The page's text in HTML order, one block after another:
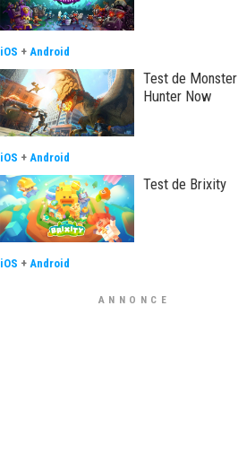
iOS + Android
Test de Monster
Hunter Now
iOS + Android
Test de Brixity
iOS + Android
ANNONCE